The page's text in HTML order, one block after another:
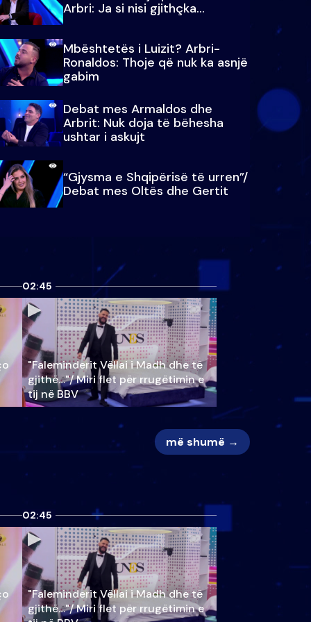
Arbri: Ja si nisi gjithçka…
Mbështetës i Luizit? Arbri-
Ronaldos: Thoje që nuk ka asnjë
gabim
Debat mes Armaldos dhe
Arbrit: Nuk doja të bëhesha
ushtar i askujt
“Gjysma e Shqipërisë të urren”/
Debat mes Oltës dhe Gertit
02:45
"Faleminderit Vëllai i Madh dhe të
gjithë…"/ Miri flet për rrugëtimin e
tij në BBV
më shumë →
02:45
"Faleminderit Vëllai i Madh dhe të
gjithë…"/ Miri flet për rrugëtimin e